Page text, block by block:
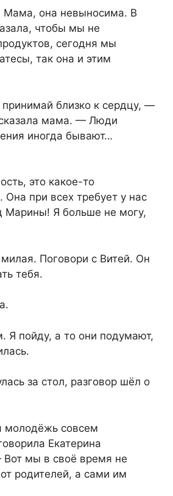
Мама, она невыносима. В
чтобы мы не
сегодня мы
так она и этим
близко к сердцу, —
мама. — Люди
иногда бывают…
это какое-то
Она при всех требует у нас
Марины! Я больше не могу,
Поговори с Витей. Он
тебя.
пойду, а то они подумают,
за стол, разговор шёл о
совсем
Екатерина
Вот мы в своё время не
родителей, а сами им